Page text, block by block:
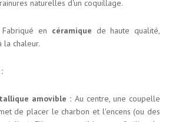
naturelles d'un coquillage.
en céramique de haute qualité,
la chaleur.
amovible : Au centre, une coupelle
de placer le charbon et l'encens (ou des